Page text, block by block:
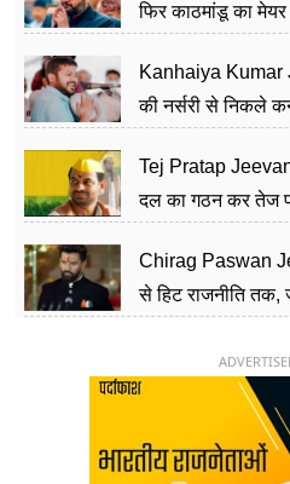
फिर काठमांडू का
Kanhaiya Kumar
की नर्सरी से निकले
Tej Pratap
दल का गठन कर तेज
Chirag Paswan
से हिट राजनीति तक,